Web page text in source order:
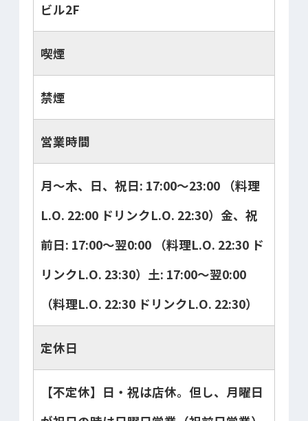
ビル2F
喫煙
禁煙
営業時間
月～木、日、祝日: 17:00～23:00 （料理
L.O. 22:00 ドリンクL.O. 22:30）金、祝
前日: 17:00～翌0:00 （料理L.O. 22:30 ド
リンクL.O. 23:30）土: 17:00～翌0:00
（料理L.O. 22:30 ドリンクL.O. 22:30）
定休日
【不定休】日・祝は店休。但し、月曜日